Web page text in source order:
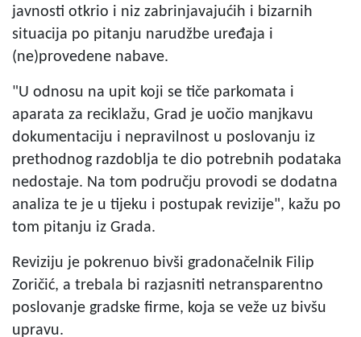
javnosti otkrio i niz zabrinjavajućih i bizarnih
situacija po pitanju narudžbe uređaja i
(ne)provedene nabave.
"U odnosu na upit koji se tiče parkomata i
aparata za reciklažu, Grad je uočio manjkavu
dokumentaciju i nepravilnost u poslovanju iz
prethodnog razdoblja te dio potrebnih podataka
nedostaje. Na tom području provodi se dodatna
analiza te je u tijeku i postupak revizije", kažu po
tom pitanju iz Grada.
Reviziju je pokrenuo bivši gradonačelnik Filip
Zoričić, a trebala bi razjasniti netransparentno
poslovanje gradske firme, koja se veže uz bivšu
upravu.